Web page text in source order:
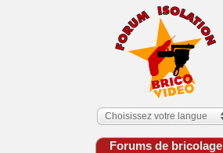
Choisissez votre langue
Forums de bricolage